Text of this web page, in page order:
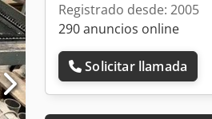
Registrado desde: 2005
290 anuncios online
Solicitar llamada